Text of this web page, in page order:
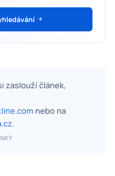
zaslouží článek,
nebo na
.